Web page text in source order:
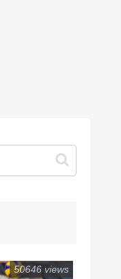
50646 views